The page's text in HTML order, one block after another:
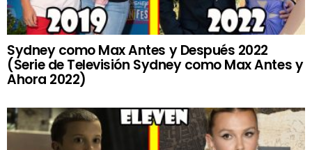
Sydney como Max Antes y Después 2022
(Serie de Televisión Sydney como Max Antes y
Ahora 2022)